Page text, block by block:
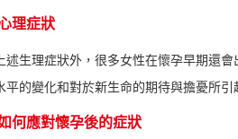
理症狀
述生理症狀外，很多女性在懷孕早期還
平的變化和對於新生命的期待與擔憂所引
何應對懷孕後的症狀